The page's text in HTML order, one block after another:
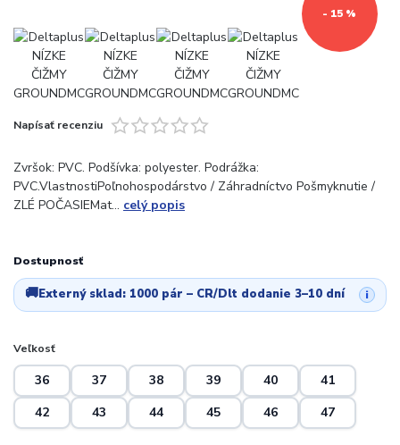
- 15 %
Napísať recenziu
Zvršok: PVC. Podšívka: polyester. Podrážka:
PVC.VlastnostiPoľnohospodárstvo / Záhradníctvo Pošmyknutie /
ZLÉ POČASIEMat... celý popis
Dostupnosť
🚚Externý sklad: 1000 pár – CR/Dlt dodanie 3–10 dní i
Veľkosť
36 37 38 39 40
41
42
43 44 45 46 47